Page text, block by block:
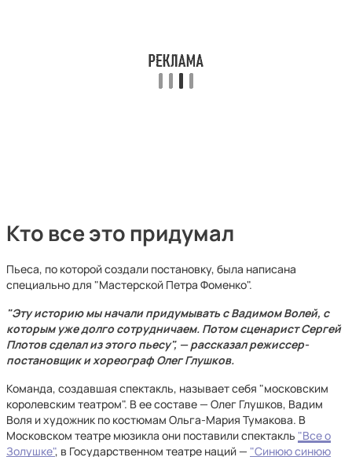
Кто все это придумал
Пьеса, по которой создали постановку, была написана
специально для "Мастерской Петра Фоменко".
"Эту историю мы начали придумывать с Вадимом Волей, с
которым уже долго сотрудничаем. Потом сценарист Сергей
Плотов сделал из этого пьесу", — рассказал режиссер-
постановщик и хореограф Олег Глушков.
Команда, создавшая спектакль, называет себя "московским
королевским театром". В ее составе — Олег Глушков, Вадим
Воля и художник по костюмам Ольга-Мария Тумакова. В
Московском театре мюзикла они поставили спектакль "Все о
Золушке", в Государственном театре наций — "Синюю синюю